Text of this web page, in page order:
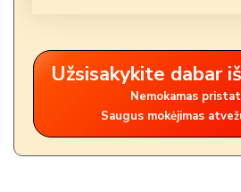
Užsisakykite dabar
Nemokamas
Saugus mokėjimas